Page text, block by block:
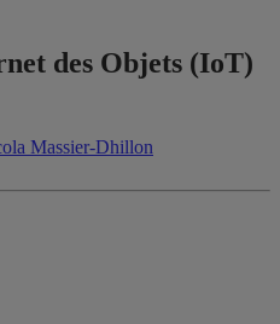
des Objets (IoT)
Massier-Dhillon